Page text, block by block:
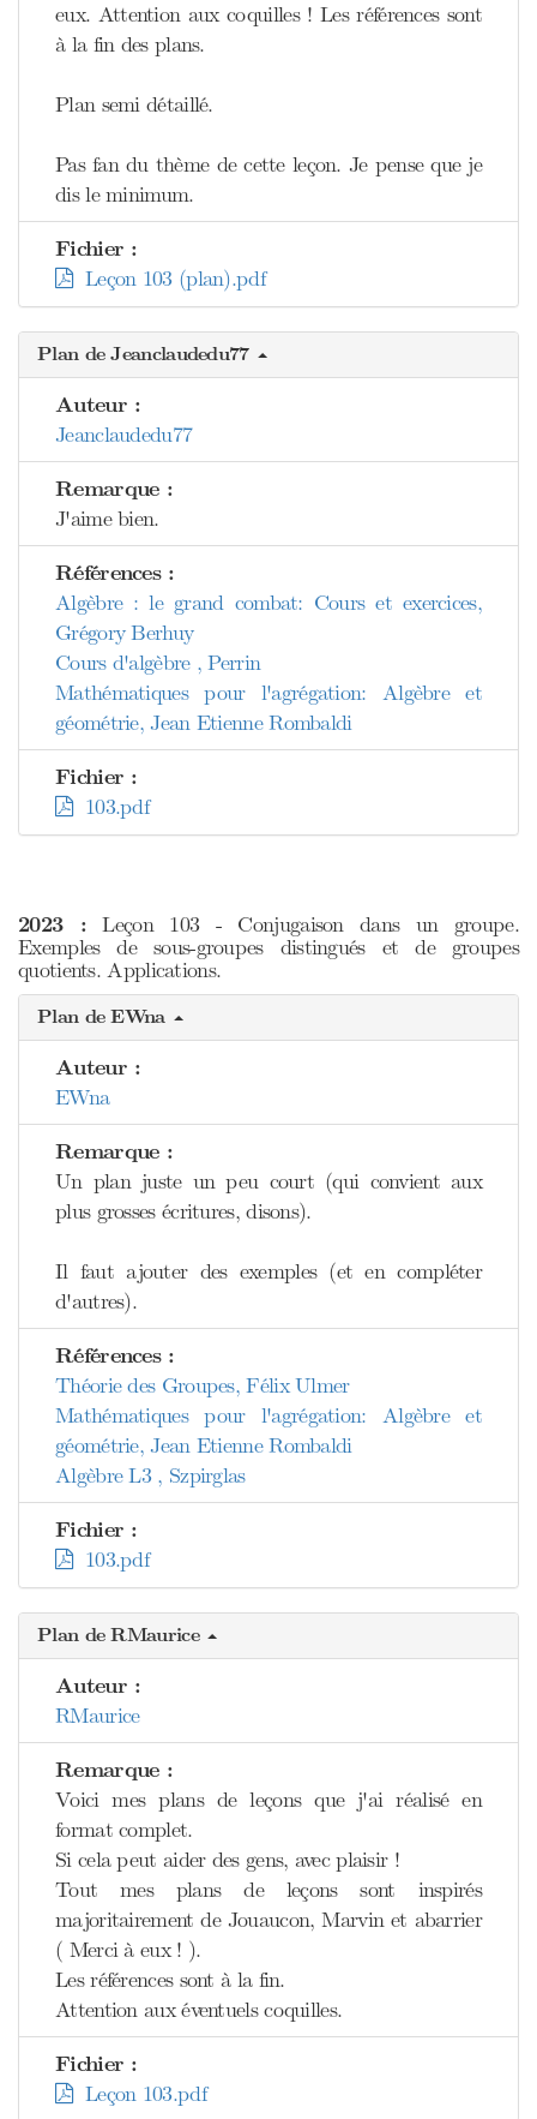
eux. Attention aux coquilles ! Les références sont
à la fin des plans.
Plan semi détaillé.
Pas fan du thème de cette leçon. Je pense que je
dis le minimum.
Fichier :
Leçon 103 (plan).pdf
Plan de Jeanclaudedu77
Auteur :
Jeanclaudedu77
Remarque :
J'aime bien.
Références :
Algèbre : le grand combat: Cours et exercices,
Grégory Berhuy
Cours d'algèbre , Perrin
Mathématiques pour l'agrégation: Algèbre et
géométrie, Jean Etienne Rombaldi
Fichier :
103.pdf
2023 :Leçon 103 - Conjugaison dans un groupe.
Exemples de sous-groupes distingués et de groupes
quotients. Applications.
Plan de EWna
Auteur :
EWna
Remarque :
Un plan juste un peu court (qui convient aux
plus grosses écritures, disons).
Il faut ajouter des exemples (et en compléter
d'autres).
Références :
Théorie des Groupes, Félix Ulmer
Mathématiques pour l'agrégation: Algèbre et
géométrie, Jean Etienne Rombaldi
Algèbre L3 , Szpirglas
Fichier :
103.pdf
Plan de RMaurice
Auteur :
RMaurice
Remarque :
Voici mes plans de leçons que j'ai réalisé en
format complet.
Si cela peut aider des gens, avec plaisir !
Tout mes plans de leçons sont inspirés
majoritairement de Jouaucon, Marvin et abarrier
( Merci à eux ! ).
Les références sont à la fin.
Attention aux éventuels coquilles.
Fichier :
Leçon 103.pdf